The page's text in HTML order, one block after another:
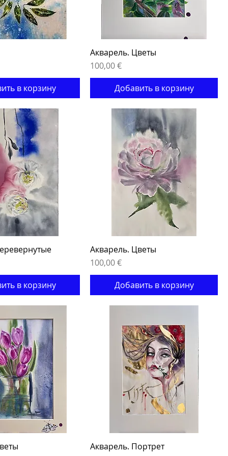
в корзину
Акварель. Цветы
Цена
100,00 €
Добавить в корзину
в корзину
Акварель. Цветы
Цена
100,00 €
Добавить в корзину
Акварель. Портрет